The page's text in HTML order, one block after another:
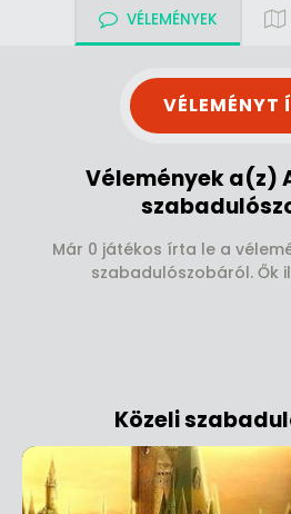
VÉLEMÉNYEK
VÉLEMÉNYT
Vélemények a(z)
Már 0 játékos írta le a
szabadulószobáról. Ők
Közeli